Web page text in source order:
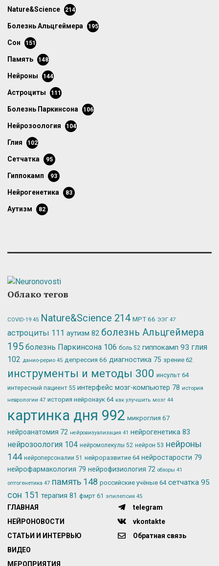
Nature&Science 214
болезнь Альцгеймера 195
сон 151
память 148
нейроны 144
астроциты 111
болезнь Паркинсона 106
нейрозоология 104
глия 102
сетчатка 95
гиппокамп 93
нейрогенетика 83
аутизм 82
Облако тегов
COVID-19 45 Nature&Science 214 МРТ66 ЭЭГ 47
астроциты 111 аутизм 82 болезнь Альцгеймера
195 болезнь Паркинсона 106 боль 52 гиппокамп 93 глия
102 данио-рерио 45 депрессия 66 диагностика 75 зрение 62
инструменты и методы 300 инсульт 64
интересный пациент 55 интерфейс мозг-компьютер 78 история
неврологии 47 история нейронаук 64 как улучшить мозг 44
картинка дня 992 микроглия 67
нейроанатомия 72 нейровизуализация 41 нейрогенетика 83
нейрозоология 104 нейромолекулы 52 нейрон 53 нейроны
144 нейроперсоналии 51 нейроразвитие 64 нейростарости 79
нейрофармакология 79 нейрофизиология 72 обзоры 41
оптогенетика 47 память 148 российские учёные 64 сетчатка 95
сон 151 терапия 81 фмрт 61 эпилепсия 45
ГЛАВНАЯ
НЕЙРОНОВОСТИ
СТАТЬИ И ИНТЕРВЬЮ
ВИДЕО
МЕРОПРИЯТИЯ
telegram
vkontakte
Обратная связь